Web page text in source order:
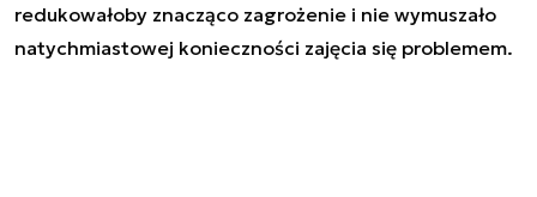
redukowałoby znacząco zagrożenie i nie wymuszało
natychmiastowej konieczności zajęcia się problemem.